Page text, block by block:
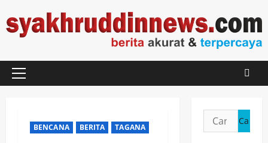
to
content
Primary
BENCANA BERITA TAGANA
Cari
untuk: